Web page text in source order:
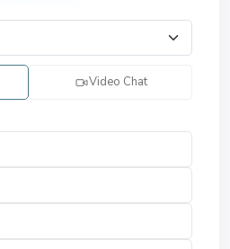
Video Chat